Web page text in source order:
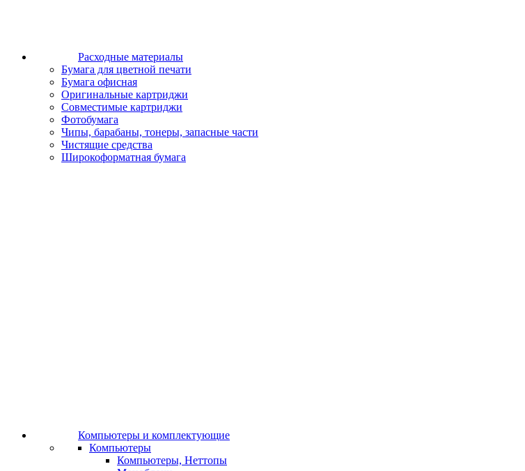
Расходные материалы
Бумага для цветной печати
Бумага офисная
Оригинальные картриджи
Совместимые картриджи
Фотобумага
Чипы, барабаны, тонеры, запасные части
Чистящие средства
Широкоформатная бумага
Компьютеры и комплектующие
Компьютеры
Компьютеры, Неттопы